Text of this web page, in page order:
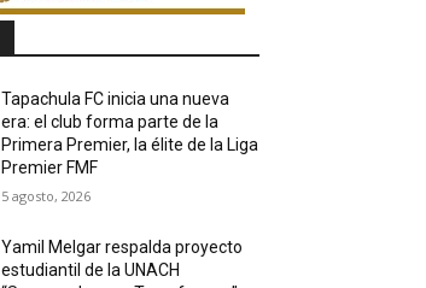
Tapachula FC inicia una nueva
era: el club forma parte de la
Primera Premier, la élite de la Liga
Premier FMF
5 agosto, 2026
Yamil Melgar respalda proyecto
estudiantil de la UNACH